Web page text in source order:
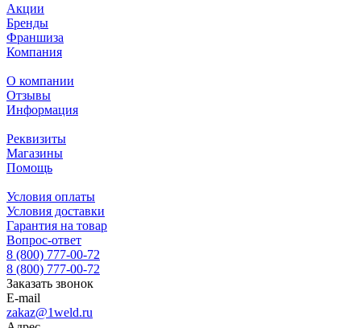
Акции
Бренды
Франшиза
Компания
О компании
Отзывы
Информация
Реквизиты
Магазины
Помощь
Условия оплаты
Условия доставки
Гарантия на товар
Вопрос-ответ
8 (800) 777-00-72
8 (800) 777-00-72
Заказать звонок
E-mail
zakaz@1weld.ru